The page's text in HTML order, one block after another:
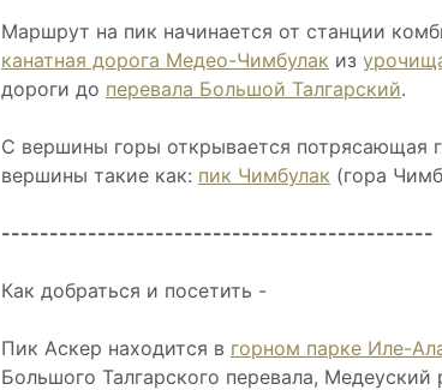
Маршрут на пик начинается от станции
канатная дорога Медео-Чимбулак из
дороги до перевала Большой Талгарский.
С вершины горы открывается потрясающая
вершины такие как: пик Чимбулак (гора
---------------------------------------------
Как добраться и посетить -
Пик Аскер находится в горном парке Иле-
Большого Талгарского перевала, Медеуский